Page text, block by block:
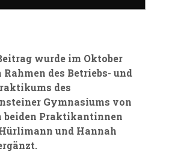
wurde im Oktober
Rahmen des Betriebs- und
des
Gymnasiums von
beiden Praktikantinnen
und Hannah